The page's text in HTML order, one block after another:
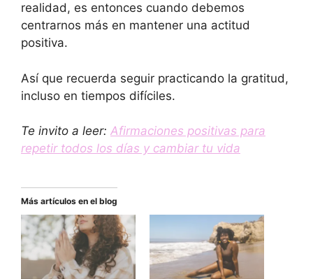
realidad, es entonces cuando debemos
centrarnos más en mantener una actitud
positiva.
Así que recuerda seguir practicando la gratitud,
incluso en tiempos difíciles.
Te invito a leer: Afirmaciones positivas para
repetir todos los días y cambiar tu vida
Más artículos en el blog